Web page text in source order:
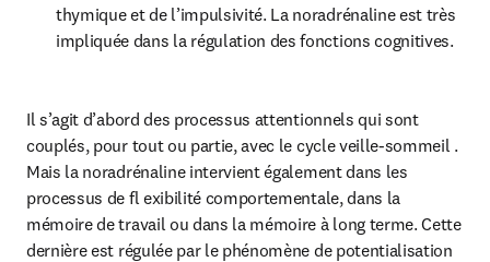
thymique et de l’impulsivité. La noradrénaline est très
impliquée dans la régulation des fonctions cognitives.
Il s’agit d’abord des processus attentionnels qui sont
couplés, pour tout ou partie, avec le cycle veille-sommeil .
Mais la noradrénaline intervient également dans les
processus de fl exibilité comportementale, dans la
mémoire de travail ou dans la mémoire à long terme. Cette
dernière est régulée par le phénomène de potentialisation